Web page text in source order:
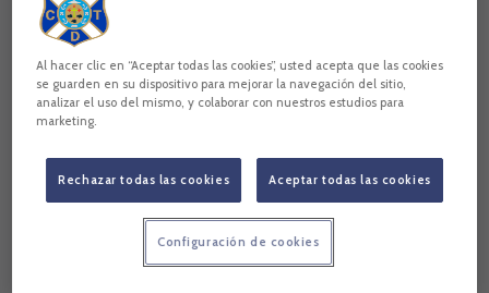
Al hacer clic en “Aceptar todas las cookies”, usted acepta que las cookies
se guarden en su dispositivo para mejorar la navegación del sitio,
analizar el uso del mismo, y colaborar con nuestros estudios para
marketing.
Rechazar todas las cookies Aceptar todas las cookies
Configuración de cookies